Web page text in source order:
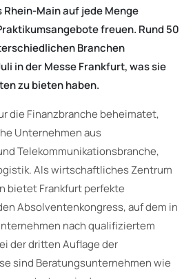
Main auf jede Menge
freuen. Rund 50
Branchen
in der Messe Frankfurt, was sie
zu bieten haben.
die Finanzbranche beheimatet,
Unternehmen aus
Telekommunikationsbranche,
Als wirtschaftliches Zentrum
bietet Frankfurt perfekte
Absolventenkongress, auf dem in
nach qualifiziertem
der dritten Auflage der
sind Beratungsunternehmen wie